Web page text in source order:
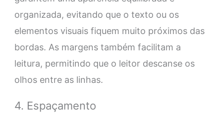
organizada, evitando que o texto ou os
elementos visuais fiquem muito próximos das
bordas. As margens também facilitam a
leitura, permitindo que o leitor descanse os
olhos entre as linhas.
4. Espaçamento